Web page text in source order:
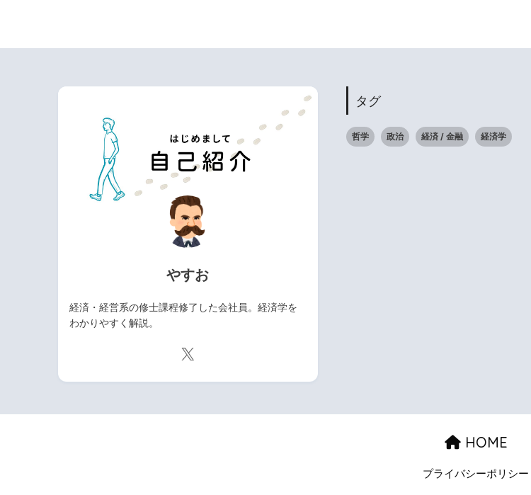
やすお
経済・経営系の修士課程修了した会社員。経済学を
わかりやすく解説。
タグ
哲学 政治 経済 / 金融 経済学
HOME
プライバシーポリシー